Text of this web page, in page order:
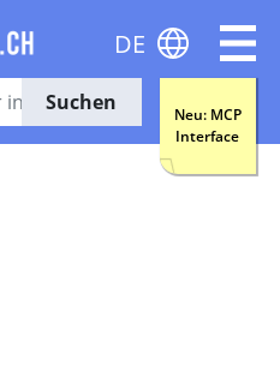
Suchen
Neu: MCP
Interface
DE